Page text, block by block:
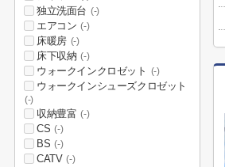
独立洗面台 (-)
エアコン (-)
床暖房 (-)
床下収納 (-)
ウォークインクロゼット (-)
ウォークインシューズクロゼット
(-)
収納豊富 (-)
CS (-)
BS (-)
CATV (-)